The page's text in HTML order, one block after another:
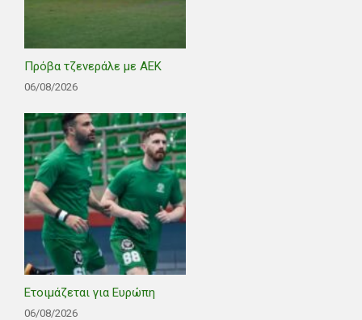
Πρόβα τζενεράλε με ΑΕΚ
06/08/2026
Ετοιμάζεται για Ευρώπη
06/08/2026